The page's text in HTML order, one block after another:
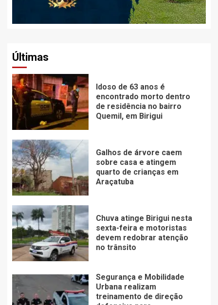
Últimas
Idoso de 63 anos é
encontrado morto dentro
de residência no bairro
Quemil, em Birigui
Galhos de árvore caem
sobre casa e atingem
quarto de crianças em
Araçatuba
Chuva atinge Birigui nesta
sexta-feira e motoristas
devem redobrar atenção
no trânsito
Segurança e Mobilidade
Urbana realizam
treinamento de direção